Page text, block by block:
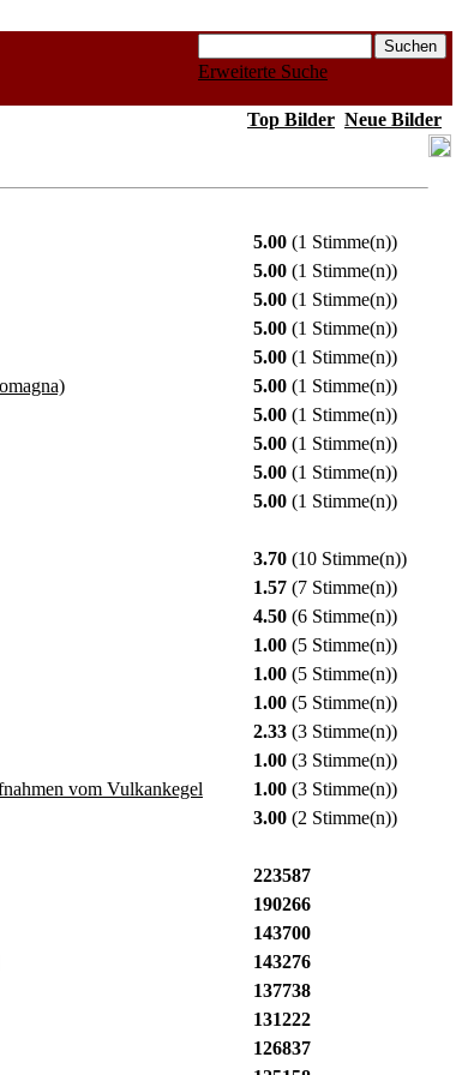
Erweiterte Suche
Top Bilder Neue Bilder
5.00 (1 Stimme(n))
5.00 (1 Stimme(n))
5.00 (1 Stimme(n))
5.00 (1 Stimme(n))
5.00 (1 Stimme(n))
5.00 (1 Stimme(n))
5.00 (1 Stimme(n))
5.00 (1 Stimme(n))
5.00 (1 Stimme(n))
5.00 (1 Stimme(n))
3.70 (10 Stimme(n))
1.57 (7 Stimme(n))
4.50 (6 Stimme(n))
1.00 (5 Stimme(n))
1.00 (5 Stimme(n))
1.00 (5 Stimme(n))
2.33 (3 Stimme(n))
1.00 (3 Stimme(n))
vom Vulkankegel 1.00 (3 Stimme(n))
3.00 (2 Stimme(n))
223587
190266
143700
143276
137738
131222
126837